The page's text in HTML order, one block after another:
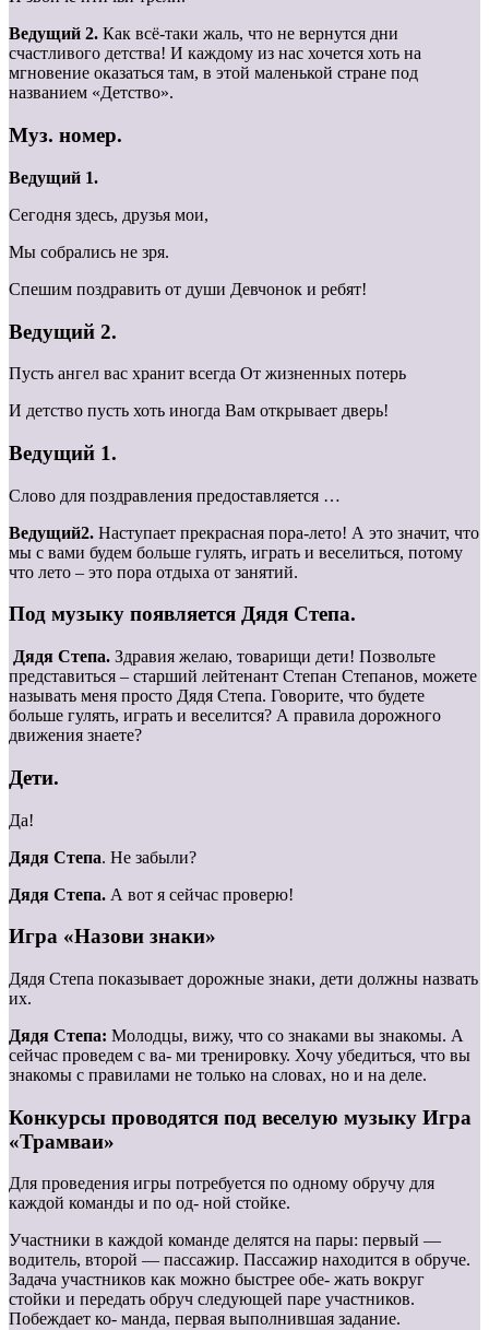
Ведущий 2. Как всё-таки жаль, что не вернутся дни
счастливого детства! И каждому из нас хочется хоть на
мгновение оказаться там, в этой маленькой стране под
названием «Детство».
Муз. номер.
Ведущий 1.
Сегодня здесь, друзья мои,
Мы собрались не зря.
Спешим поздравить от души Девчонок и ребят!
Ведущий 2.
Пусть ангел вас хранит всегда От жизненных потерь
И детство пусть хоть иногда Вам открывает дверь!
Ведущий 1.
Слово для поздравления предоставляется …
Ведущий2. Наступает прекрасная пора-лето! А это значит, что
мы с вами будем больше гулять, играть и веселиться, потому
что лето – это пора отдыха от занятий.
Под музыку появляется Дядя Степа.
Дядя Степа. Здравия желаю, товарищи дети! Позвольте
представиться – старший лейтенант Степан Степанов, можете
называть меня просто Дядя Степа. Говорите, что будете
больше гулять, играть и веселится? А правила дорожного
движения знаете?
Дети.
Да!
Дядя Степа. Не забыли?
Дядя Степа. А вот я сейчас проверю!
Игра «Назови знаки»
Дядя Степа показывает дорожные знаки, дети должны назвать
их.
Дядя Степа: Молодцы, вижу, что со знаками вы знакомы. А
сейчас проведем с ва- ми тренировку. Хочу убедиться, что вы
знакомы с правилами не только на словах, но и на деле.
Конкурсы проводятся под веселую музыку Игра
«Трамваи»
Для проведения игры потребуется по одному обручу для
каждой команды и по од- ной стойке.
Участники в каждой команде делятся на пары: первый —
водитель, второй — пассажир. Пассажир находится в обруче.
Задача участников как можно быстрее обе- жать вокруг
стойки и передать обруч следующей паре участников.
Побеждает ко- манда, первая выполнившая задание.